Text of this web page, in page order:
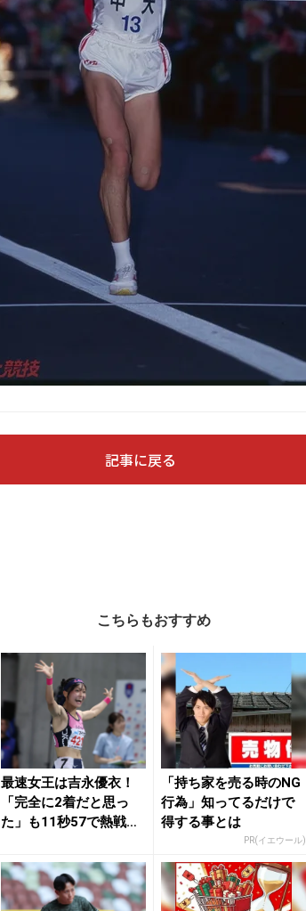
記事に戻る
こちらもおすすめ
最速女王は吉永優衣！
「完全に2着だと思っ
た」も11秒57で熱戦制
「持ち家を売る時のNG
行為」知ってるだけで
得する事とは
PR(イエウール)